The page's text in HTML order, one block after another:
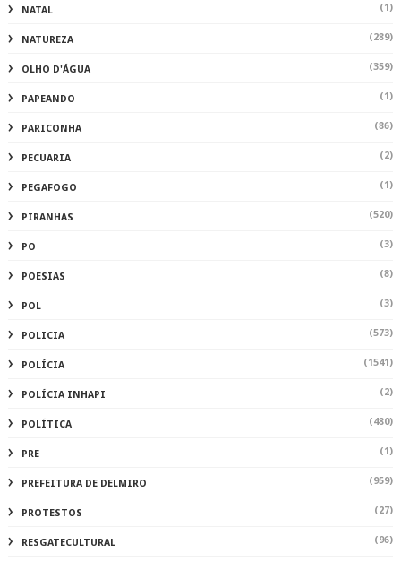
NATAL (1)
NATUREZA (289)
OLHO D'ÁGUA (359)
PAPEANDO (1)
PARICONHA (86)
PECUARIA (2)
PEGAFOGO (1)
PIRANHAS (520)
PO (3)
POESIAS (8)
POL (3)
POLICIA (573)
POLÍCIA (1541)
POLÍCIA INHAPI (2)
POLÍTICA (480)
PRE (1)
PREFEITURA DE DELMIRO (959)
PROTESTOS (27)
RESGATECULTURAL (96)